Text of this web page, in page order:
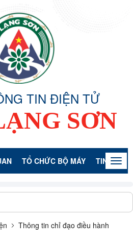
TIN ĐIỆN TỬ
SƠN
TỔ CHỨC BỘ MÁY TIN TỨC -
Thông tin chỉ đạo điều hành